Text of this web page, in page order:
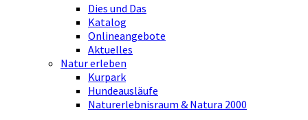
Dies und Das
Katalog
Onlineangebote
Aktuelles
Natur erleben
Kurpark
Hundeausläufe
Naturerlebnisraum & Natura 2000